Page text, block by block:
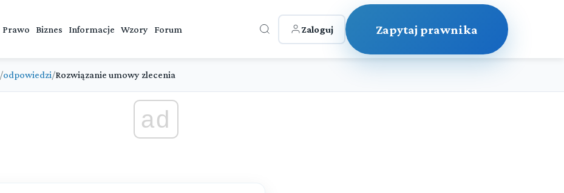
Prawo Biznes Informacje Wzory Forum Zaloguj Zapytaj prawnika
/odpowiedzi/Rozwiązanie umowy zlecenia
ad